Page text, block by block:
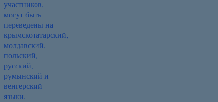
участников,
могут быть
переведены на
крымскотатарский,
молдавский,
польский,
русский,
румынский и
венгерский
языки.